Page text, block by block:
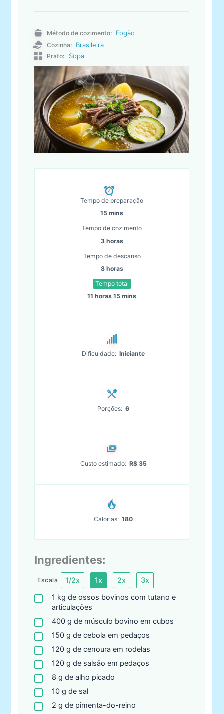
Método de cozimento: Fogão
Cozinha: Brasileira
Prato: Sopa
Tempo de preparação
15 mins
Tempo de cozimento
3 horas
Tempo de descanso
8 horas
Tempo total
11 horas 15 mins
Dificuldade: Iniciante
Porções: 6
Custo estimado: R$ 35
Calorias: 180
Ingredientes:
Escala 1/2x 1x 2x
3x
1 kg de ossos bovinos com tutano e
articulações
400 g de músculo bovino em cubos
150 g de cebola em pedaços
120 g de cenoura em rodelas
120 g de salsão em pedaços
8 g de alho picado
10 g de sal
2 g de pimenta-do-reino